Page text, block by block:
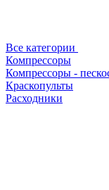
Все категории
Компрессоры
Компрессоры -
Краскопульты
Расходники